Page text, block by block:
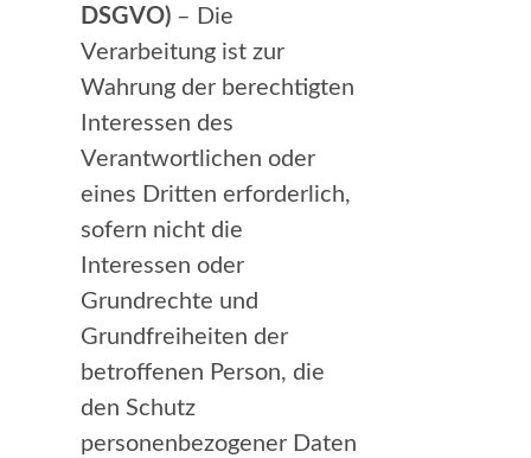
DSGVO) – Die
Verarbeitung ist zur
Wahrung der berechtigten
Interessen des
Verantwortlichen oder
eines Dritten erforderlich,
sofern nicht die
Interessen oder
Grundrechte und
Grundfreiheiten der
betroffenen Person, die
den Schutz
personenbezogener Daten